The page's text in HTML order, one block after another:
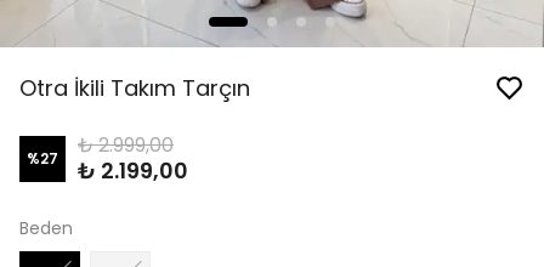
Otra İkili Takım Tarçın
%27 ₺ 2.999,00
₺ 2.199,00
Beden